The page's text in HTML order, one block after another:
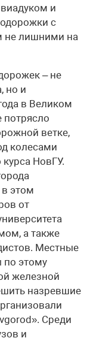
и
с
не лишними на
– не
но и
в Великом
ветке,
колесами
курса НовГУ.
в этом
от
а также
Местные
по этому
железной
назревшие
Среди
и